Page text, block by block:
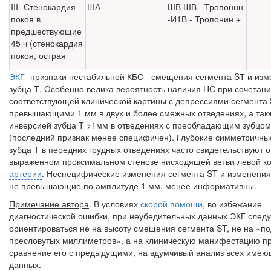
III- Стенокардия
покоя в
предшествующие
45 ч (стенокардия
покоя, острая
ША
ШВ ШВ - Тропоннн
-И1В - Тропонин +
ЭКГ- признаки нестабильной КБС - смещения сегмента SТ и
зубца Т. Особенно велика вероятность наличия НС при
соответствующей кли­нической картины с депрессиями сегмента
превышающими 1 мм в двух и более смежных отведениях, а
инверсией зубца Т >1мм в отведениях с преобладаю­щим
(последний признак менее специфичен). Глубокие
зубца Т в передних грудных отведениях часто свидетельствуют о
выраженном проксимальном стенозе нисходящей ветви левой
артерии. Неспецифические изменения сегмента ST и
не превышающие по амплитуде 1 мм, менее информативны.
Примечание автора. В условиях скорой помощи, во избежание
диагностической ошибки, при неубедительных данных ЭКГ
ориентироваться не на высоту смещения сегмента ST, не на
пресловутых миллиметров», а на клиническую манифестацию
сравнение его с предыдущими, на вдумчивый анализ всех
данных.